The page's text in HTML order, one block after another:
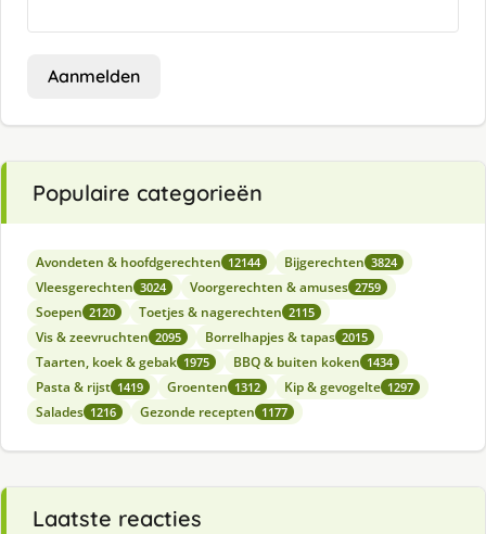
Aanmelden
Populaire categorieën
Avondeten & hoofdgerechten 12144 Bijgerechten 3824
Vleesgerechten 3024 Voorgerechten & amuses 2759
Soepen 2120 Toetjes & nagerechten 2115
Vis & zeevruchten 2095 Borrelhapjes & tapas 2015
Taarten, koek & gebak 1975 BBQ & buiten koken 1434
Pasta & rijst 1419 Groenten 1312 Kip & gevogelte 1297
Salades 1216 Gezonde recepten 1177
Laatste reacties